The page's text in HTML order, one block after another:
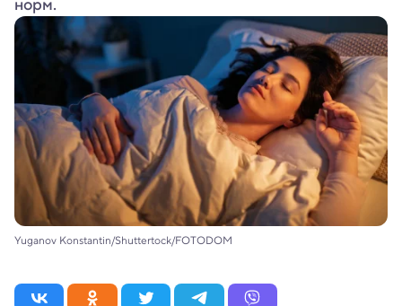
Yuganov Konstantin/Shuttertock/FOTODOM